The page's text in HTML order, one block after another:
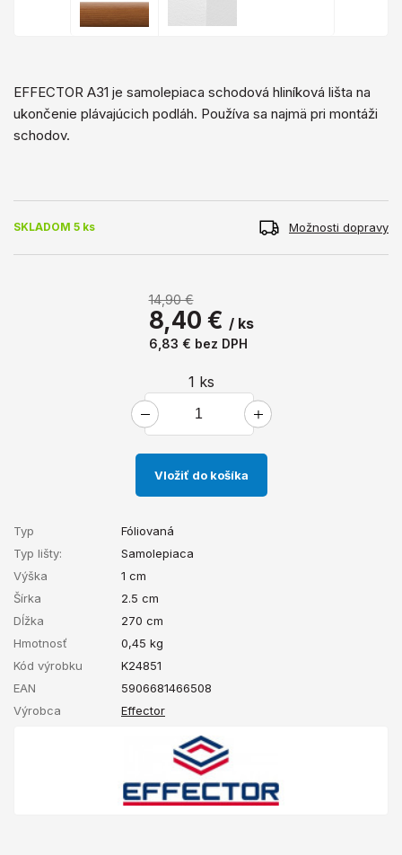
EFFECTOR A31 je samolepiaca schodová hliníková lišta na
ukončenie plávajúcich podláh. Používa sa najmä pri montáži
schodov.
SKLADOM 5 ks Možnosti dopravy
14,90 €
8,40 € / ks
6,83 € bez DPH
1 ks
Vložiť do košíka
Typ
Fóliovaná
Typ lišty:
Samolepiaca
Výška
1 cm
Šírka
2.5 cm
Dĺžka
270 cm
Hmotnosť
0,45 kg
Kód výrobku
K24851
EAN
5906681466508
Výrobca
Effector